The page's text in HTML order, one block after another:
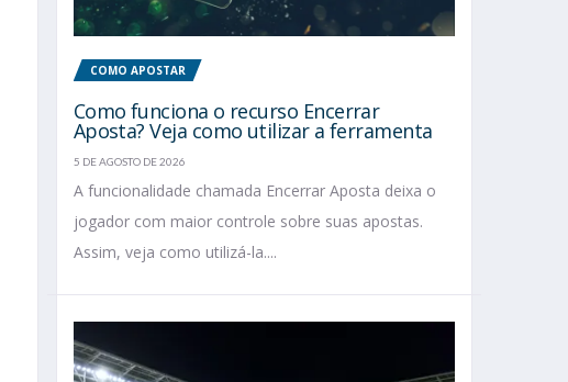
COMO APOSTAR
Como funciona o recurso Encerrar
Aposta? Veja como utilizar a ferramenta
5 DE AGOSTO DE 2026
A funcionalidade chamada Encerrar Aposta deixa o
jogador com maior controle sobre suas apostas.
Assim, veja como utilizá-la....